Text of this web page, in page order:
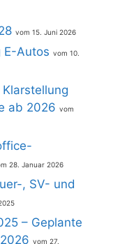
15. Juni 2026
E-Autos 10.
ab 2026
28. Januar 2026
, SV- und
– Geplante
27.